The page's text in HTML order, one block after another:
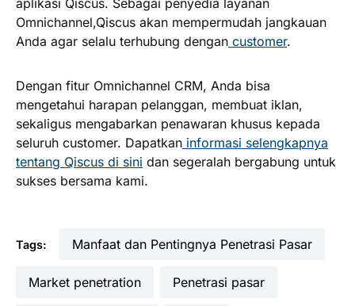
Omnichannel,Qiscus akan mempermudah jangkauan
Anda agar selalu terhubung dengan customer.
Dengan fitur Omnichannel CRM, Anda bisa
mengetahui harapan pelanggan, membuat iklan,
sekaligus mengabarkan penawaran khusus kepada
seluruh customer. Dapatkan informasi selengkapnya
tentang Qiscus di sini dan segeralah bergabung untuk
sukses bersama kami.
Tags: Manfaat dan Pentingnya Penetrasi Pasar
market penetration penetrasi pasar